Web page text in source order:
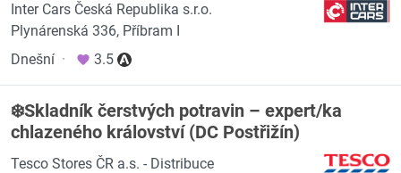
Inter Cars Česká Republika s.r.o.
Plynárenská 336, Příbram I
Dnešní · 3.5
❄️Skladník čerstvých potravin – expert/ka
chlazeného království (DC Postřižín)
Tesco Stores ČR a.s. - Distribuce